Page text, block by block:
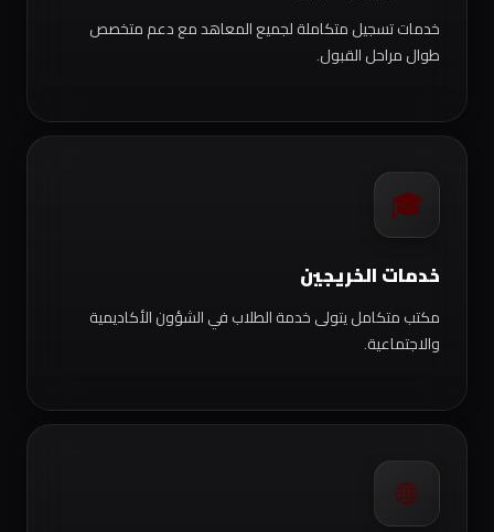
خدمات تسجيل متكاملة لجميع المعاهد مع دعم متخصص
طوال مراحل القبول.
🎓
خدمات الخريجين
مكتب متكامل يتولى خدمة الطلاب في الشؤون الأكاديمية
والاجتماعية.
🌐